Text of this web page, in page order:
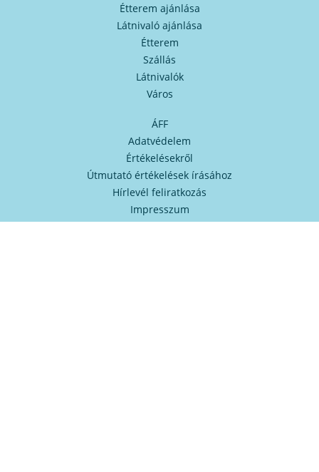
Étterem ajánlása
Látnivaló ajánlása
Étterem
Szállás
Látnivalók
Város
ÁFF
Adatvédelem
Értékelésekről
Útmutató értékelések írásához
Hírlevél feliratkozás
Impresszum